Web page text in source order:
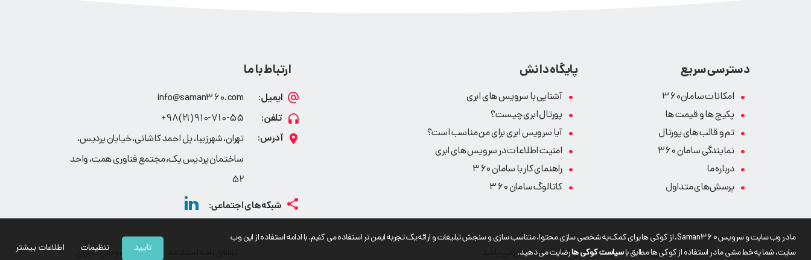
دسترسی سریع
امکانات سامان360
پکیج ها و قیمت ها
تم و قالب های پورتال
نمایندگی سامان 360
درباره ما
پرسش‌های متداول
پایگاه دانش
آشنایی با سرویس های ابری
پورتال ابری چیست؟
آیا سرویس ابری برای من مناسب است؟
امنیت اطلاعات در سرویس های ابری
راهنمای کار با سامان 360
کاتالوگ سامان 360
ارتباط با ما
info@saman360.com
910-710-55(21)98+
تهران، شهرزیبا، پل احمد کاشانی، خیابان پردیس،
ساختمان پردیس یک، مجتمع فناوری همت، واحد
52
کلیه حقوق محفوظ و متعلق به شرکت مهندسی سازه اطلاعات سامان می باشد حریم خصوصی کاربران
ما در وب سایت و سرویس Saman360، از کوکی ها برای کمک به شخصی سازی محتوا، متناسب سازی و سنجش تبلیغات و ارائه یک تجربه ایمن تر استفاده می کنیم. با ادامه استفاده از این وب
سایت، شما به خط مشی ما در استفاده از کوکی ها مطابق باسیاست کوکی هارضایت می دهید. تایید تنظیمات اطلاعات بیشتر